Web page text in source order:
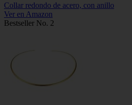
Collar redondo de acero, con anillo
Ver en Amazon
Bestseller No. 2